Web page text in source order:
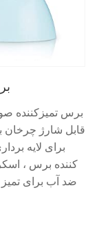
برس تمیزکننده